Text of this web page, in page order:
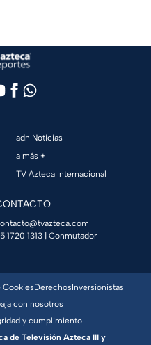
adn Noticias
a más +
TV Azteca Internacional
1720 1313 | Conmutador
CookiesDerechosInversionistas
con nosotros
y cumplimiento
de Televisión Azteca III y